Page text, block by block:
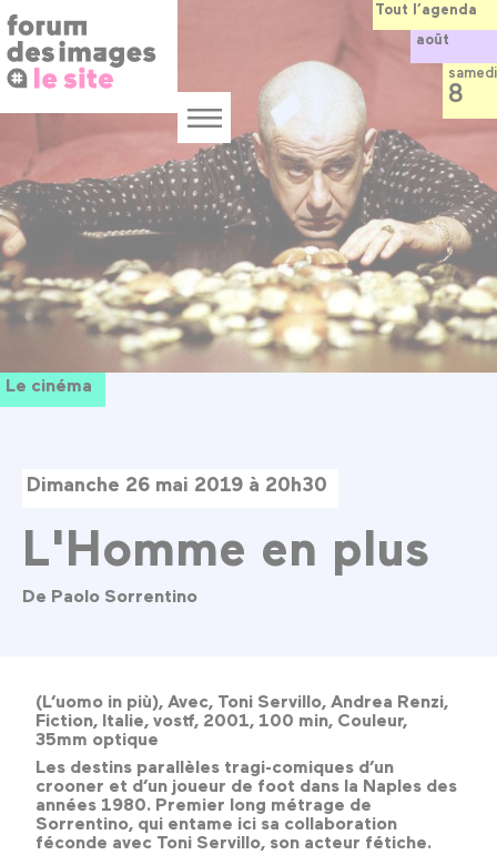
au
contenu
principal
Menu
Le cinéma
Dimanche 26 mai 2019 à 20h30
L'Homme en plus
De Paolo Sorrentino
(L’uomo in più), Avec, Toni Servillo, Andrea Renzi,
Fiction, Italie, vostf, 2001, 100 min, Couleur,
35mm optique
Les destins parallèles tragi-comiques d’un
crooner et d’un joueur de foot dans la Naples des
années 1980. Premier long métrage de
Sorrentino, qui entame ici sa collaboration
féconde avec Toni Servillo, son acteur fétiche.
Tout l’agenda
août
samedi
8